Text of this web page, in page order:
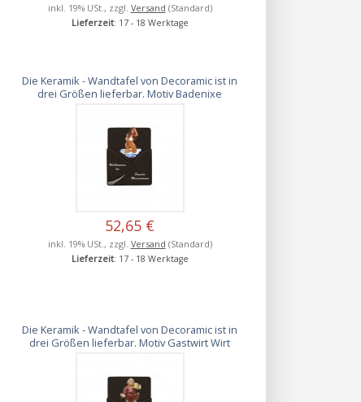
inkl. 19% USt., zzgl. Versand (Standard)
Lieferzeit: 17 - 18 Werktage
Die Keramik - Wandtafel von Decoramic ist in
drei Größen lieferbar. Motiv Badenixe
52,65 €
inkl. 19% USt., zzgl. Versand (Standard)
Lieferzeit: 17 - 18 Werktage
Die Keramik - Wandtafel von Decoramic ist in
drei Größen lieferbar. Motiv Gastwirt Wirt